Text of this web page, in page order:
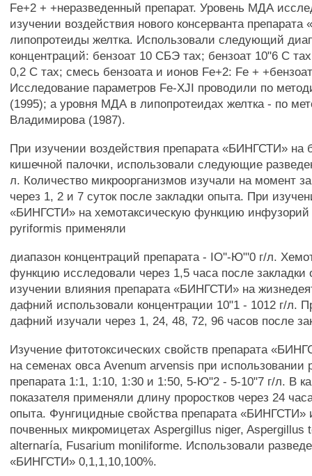
Fe+2 + +неразведенный препарат. Уровень МДА
изучении воздействия нового консерванта
липопротеиды желтка. Использовали следующий
концентраций: бензоат 10 СБЭ тах; бензоат 10"6 С
0,2 С тах; смесь бензоата и ионов Fe+2: Fe +
Исследование параметров Fe-XJI проводили по
(1995); а уровня МДА в липопротеидах желтка - по
Владимирова (1987).
При изучении воздействия препарата «БИНГСТИ» на
кишечной палочки, использовали следующие
л. Количество микроорганизмов изучали на момент
через 1, 2 и 7 суток после закладки опыта. При
«БИНГСТИ» на хемотаксическую функцию инфузорий
pyriformis применяли
диапазон концентраций препарата - IO''-Ю"'0 г/л.
функцию исследовали через 1,5 часа после
изучении влияния препарата «БИНГСТИ» на
дафний использовали концентрации 10"1 - 1012 г/л.
дафний изучали через 1, 24, 48, 72, 96 часов после
Изучение фитотоксических свойств препарата
на семенах овса Avenum arvensis при использовании
препарата 1:1, 1:10, 1:30 и 1:50, 5-Ю"2 - 5-10"7 г/л. В
показателя применяли длину проростков через 24
опыта. Фунгицидные свойства препарата «БИНГСТИ»
почвенных микромицетах Aspergillus niger, Aspergillus
alternaría, Fusarium moniliforme. Использовали
«БИНГСТИ» 0,1,1,10,100%.